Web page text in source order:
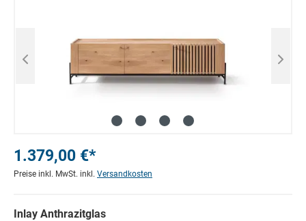
1.379,00 €*
Preise inkl. MwSt. inkl. Versandkosten
Inlay Anthrazitglas